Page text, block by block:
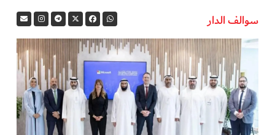
سوالف الدار